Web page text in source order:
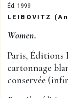
Éd. 1999
LEIBOVITZ
Women.
Paris, Éditions
cartonnage
conservée